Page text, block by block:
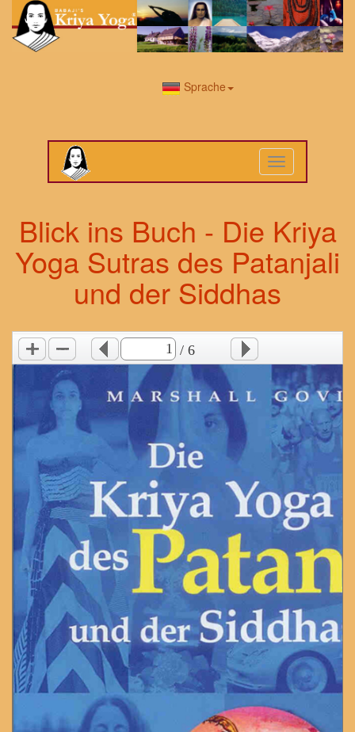
Sprache
Toggle
navigation
Blick ins Buch - Die Kriya
Yoga Sutras des Patanjali
und der Siddhas
/ 6